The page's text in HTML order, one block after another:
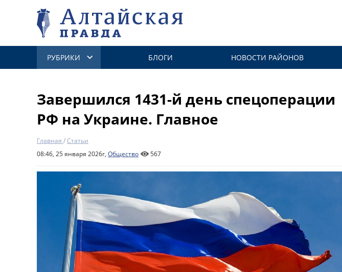
РУБРИКИ БЛОГИ НОВОСТИ РАЙОНОВ
Завершился 1431-й день спецоперации
РФ на Украине. Главное
Главная /Статьи
08:46, 25 января 2026г, Общество 567